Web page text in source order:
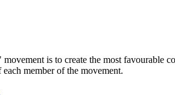
is to create the most favourable
member of the movement.